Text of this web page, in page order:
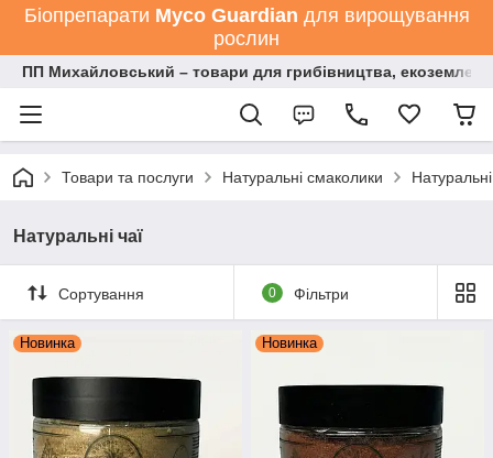
Біопрепарати Мyco Guardian для вирощування
рослин
ПП Михайловський – товари для грибівництва,
Товари та послуги Натуральні смаколики
Натуральні чаї
Сортування 0 Фільтри
Новинка Новинка